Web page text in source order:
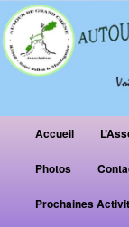
Menu principal
Aller au contenu
Aller au contenu
Accueil
Photos
Prochaines